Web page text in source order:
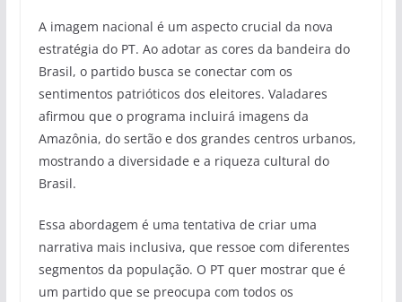
A imagem nacional é um aspecto crucial da nova
estratégia do PT. Ao adotar as cores da bandeira do
Brasil, o partido busca se conectar com os
sentimentos patrióticos dos eleitores. Valadares
afirmou que o programa incluirá imagens da
Amazônia, do sertão e dos grandes centros urbanos,
mostrando a diversidade e a riqueza cultural do
Brasil.
Essa abordagem é uma tentativa de criar uma
narrativa mais inclusiva, que ressoe com diferentes
segmentos da população. O PT quer mostrar que é
um partido que se preocupa com todos os